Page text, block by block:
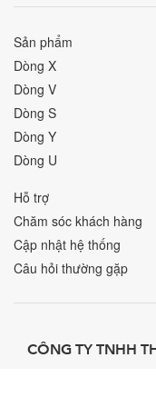
Sản phẩm
Dòng X
Dòng V
Dòng S
Dòng Y
Dòng U
Hỗ trợ
Chăm sóc khách hàng
Cập nhật hệ thống
Câu hỏi thường gặp
CÔNG TY TNHH